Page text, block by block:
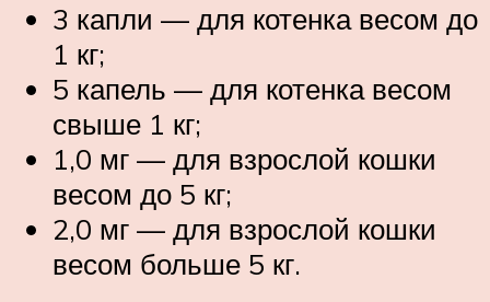
3 капли — для котенка весом до
1 кг;
5 капель — для котенка весом
свыше 1 кг;
1,0 мг — для взрослой кошки
весом до 5 кг;
2,0 мг — для взрослой кошки
весом больше 5 кг.